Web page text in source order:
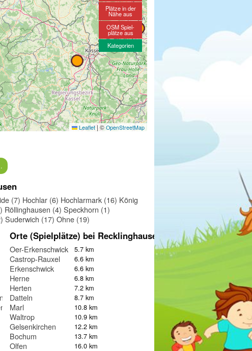
Leaflet |©OpenStreetMap
Plätze in der
Nähe aus
OSM Spiel-
plätze aus
Kategorien
(7) Hochlar (6) Hochlarmark (16) König
Röllinghausen (4) Speckhorn (1)
Suderwich (17) Ohne (19)
Orte (Spielplätze) bei Recklinghausen
Oer-Erkenschwick 5.7 km
Castrop-Rauxel 6.6 km
Erkenschwick 6.6 km
Herne 6.8 km
Herten 7.2 km
Datteln 8.7 km
Marl 10.8 km
Waltrop 10.9 km
Gelsenkirchen 12.2 km
Bochum 13.7 km
Olfen 16.0 km